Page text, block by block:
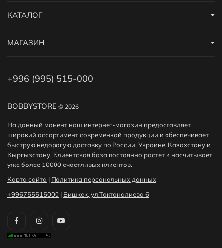
BOBBYSTORE © 2026
На данный момент наш интернет-магазин предоставляет
широкий ассортимент современной продукции и обеспечивает
быструю недорогую доставку по России, Украине, Казахстану и
Кыргызстану. Клиентская база постоянно растет и насчитывает
уже более 10000 счастливых клиентов.
Карта сайта | Политика персональных данных
+996755515000 | Бишкек, ул.Токтоналиева 6
КАТАЛОГ
МАГАЗИН
+996 (995) 515-000